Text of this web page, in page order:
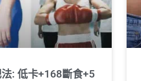
: 低卡+168斷食+5